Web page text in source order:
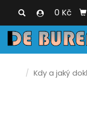
0 Kč
Kdy a jaký